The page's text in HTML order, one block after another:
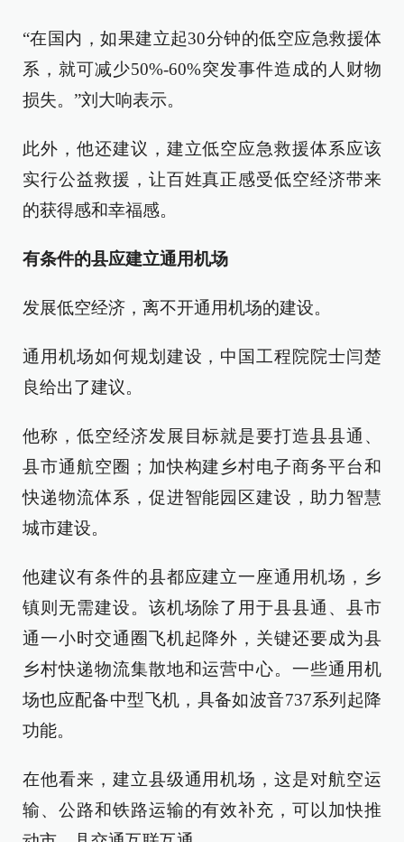
“在国内，如果建立起30分钟的低空应急救援体
系，就可减少50%-60%突发事件造成的人财物
损失。”刘大响表示。
此外，他还建议，建立低空应急救援体系应该
实行公益救援，让百姓真正感受低空经济带来
的获得感和幸福感。
有条件的县应建立通用机场
发展低空经济，离不开通用机场的建设。
通用机场如何规划建设，中国工程院院士闫楚
良给出了建议。
他称，低空经济发展目标就是要打造县县通、
县市通航空圈；加快构建乡村电子商务平台和
快递物流体系，促进智能园区建设，助力智慧
城市建设。
他建议有条件的县都应建立一座通用机场，乡
镇则无需建设。该机场除了用于县县通、县市
通一小时交通圈飞机起降外，关键还要成为县
乡村快递物流集散地和运营中心。一些通用机
场也应配备中型飞机，具备如波音737系列起降
功能。
在他看来，建立县级通用机场，这是对航空运
输、公路和铁路运输的有效补充，可以加快推